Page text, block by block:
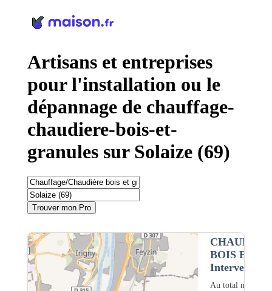
Artisans et entreprises
pour l'installation ou le
dépannage de chauffage-
chaudiere-bois-et-
granules sur Solaize (69)
Trouver mon Pro
BOIS ET
Intervention
Au total nous